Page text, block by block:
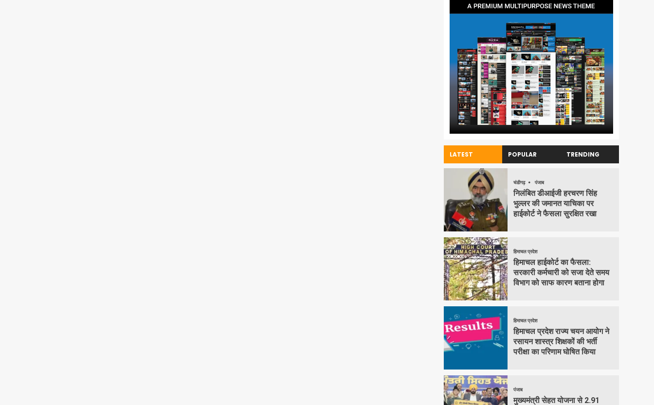
LATEST POPULAR TRENDING
चंडीगढ़ पंजाब
निलंबित डीआईजी हरचरण सिंह
भुल्लर की जमानत याचिका पर
हाईकोर्ट ने फैसला सुरक्षित रखा
हिमाचल प्रदेश
हिमाचल हाईकोर्ट का फैसला:
सरकारी कर्मचारी को सजा देते समय
विभाग को साफ कारण बताना होगा
हिमाचल प्रदेश
हिमाचल प्रदेश राज्य चयन आयोग ने
रसायन शास्त्र शिक्षकों की भर्ती
परीक्षा का परिणाम घोषित किया
पंजाब
मुख्यमंत्री सेहत योजना से 2.91